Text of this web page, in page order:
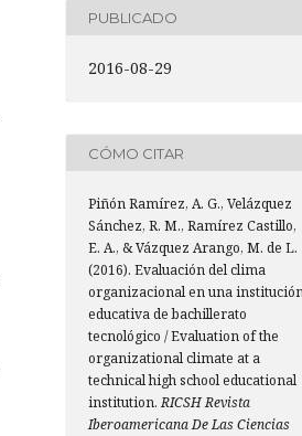
PUBLICADO
2016-08-29
CÓMO CITAR
Piñón Ramírez, A. G., Velázquez
Sánchez, R. M., Ramírez Castillo,
E. A., & Vázquez Arango, M. de L.
(2016). Evaluación del clima
organizacional en una
educativa de bachillerato
tecnológico / Evaluation of the
organizational climate at a
technical high school educational
institution.RICSH Revista
Iberoamericana De Las Ciencias